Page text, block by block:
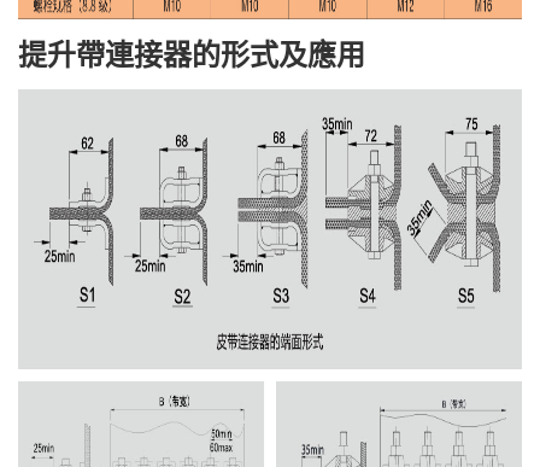
提升帶連接器的形式及應用